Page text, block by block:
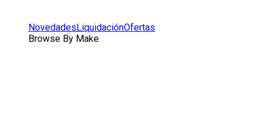
NovedadesLiquidaciónOfertas
Browse By Make